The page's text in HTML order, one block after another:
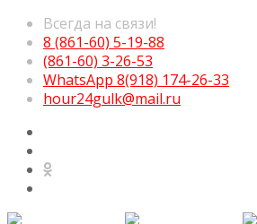
Всегда на связи!
8 (861-60) 5-19-88
(861-60) 3-26-53
WhatsApp 8(918) 174-26-33
hour24gulk@mail.ru